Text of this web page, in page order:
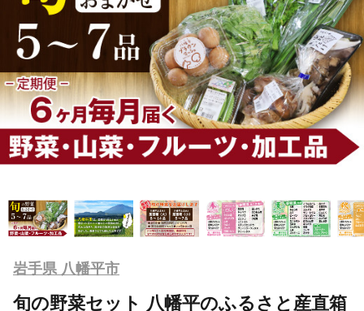
岩手県 八幡平市
旬の野菜セット 八幡平のふるさと産直箱